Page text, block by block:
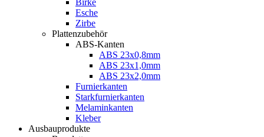
Birke
Esche
Zirbe
Plattenzubehör
ABS-Kanten
ABS 23x0,8mm
ABS 23x1,0mm
ABS 23x2,0mm
Furnierkanten
Starkfurnierkanten
Melaminkanten
Kleber
Ausbauprodukte